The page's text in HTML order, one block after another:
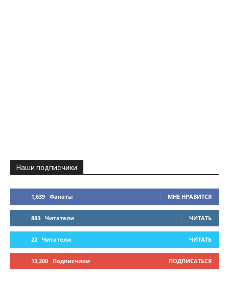
Наши подписчики
1,639 Фанаты МНЕ НРАВИТСЯ
883 Читатели ЧИТАТЬ
22 Читатели ЧИТАТЬ
13,200 Подписчики ПОДПИСАТЬСЯ